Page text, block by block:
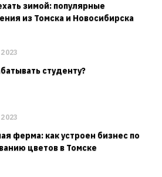
зимой: популярные
из Томска и Новосибирска
студенту?
ферма: как устроен бизнес по
цветов в Томске